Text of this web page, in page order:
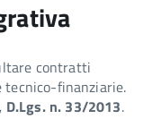
contratti
finanziarie.
D.Lgs. n. 33/2013.